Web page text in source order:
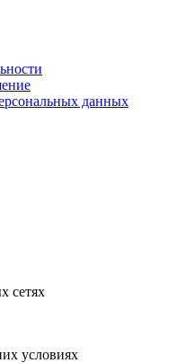
данных
сетях
условиях